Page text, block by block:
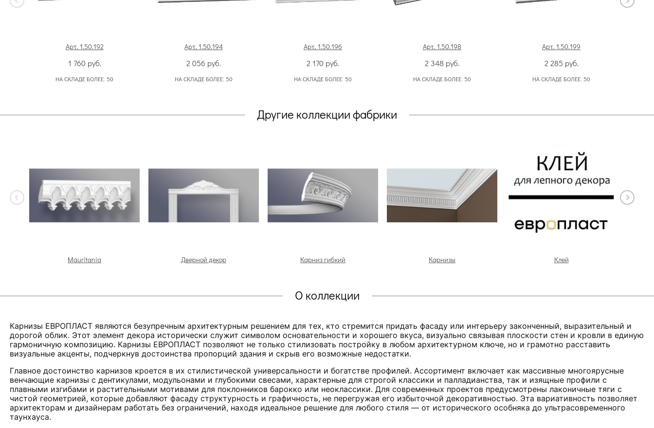
Арт. 1.50.192
1 760 руб.
НА СКЛАДЕ БОЛЕЕ: 50
Арт. 1.50.194
2 056 руб.
НА СКЛАДЕ БОЛЕЕ: 50
Арт. 1.50.196
2 170 руб.
НА СКЛАДЕ БОЛЕЕ: 50
Арт. 1.50.198
2 348 руб.
НА СКЛАДЕ БОЛЕЕ: 50
Арт. 1.50.199
2 285 руб.
НА СКЛАДЕ БОЛЕЕ: 50
Другие коллекции фабрики
Mauritania Дверной декор Карниз гибкий Карнизы Клей
О коллекции
Карнизы ЕВРОПЛАСТ являются безупречным архитектурным решением для тех, кто стремится придать фасаду или интерьеру законченный, выразительный и
дорогой облик. Этот элемент декора исторически служит символом основательности и хорошего вкуса, визуально связывая плоскости стен и кровли в единую
гармоничную композицию. Карнизы ЕВРОПЛАСТ позволяют не только стилизовать постройку в любом архитектурном ключе, но и грамотно расставить
визуальные акценты, подчеркнув достоинства пропорций здания и скрыв его возможные недостатки.
Главное достоинство карнизов кроется в их стилистической универсальности и богатстве профилей. Ассортимент включает как массивные многоярусные
венчающие карнизы с дентикулами, модульонами и глубокими свесами, характерные для строгой классики и палладианства, так и изящные профили с
плавными изгибами и растительными мотивами для поклонников барокко или неоклассики. Для современных проектов предусмотрены лаконичные тяги с
чистой геометрией, которые добавляют фасаду структурность и графичность, не перегружая его избыточной декоративностью. Эта вариативность позволяет
архитекторам и дизайнерам работать без ограничений, находя идеальное решение для любого стиля — от исторического особняка до ультрасовременного
таунхауса.